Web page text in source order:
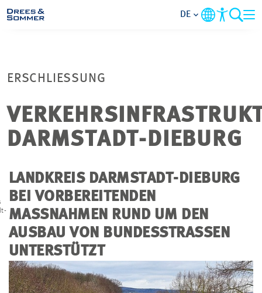
UNTERNEHMEN
KARRIERE
PROJEKTE
KONTAKT
DE
ERSCHLIESSUNG
DARMSTADT-DIEBURG
LANDKREIS DARMSTADT-DIEBURG
BEI VORBEREITENDEN
MASSNAHMEN RUND UM DEN A
USBAU VON BUNDESSTRASSEN UN
TERSTÜTZT